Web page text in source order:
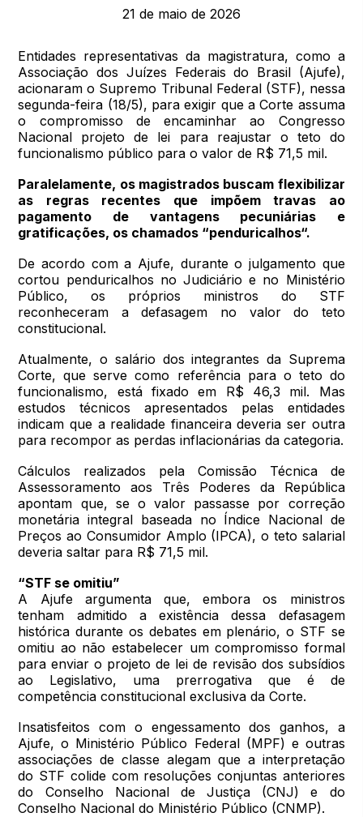
21 de maio de 2026
Entidades representativas da magistratura, como a
Associação dos Juízes Federais do Brasil (Ajufe),
acionaram o Supremo Tribunal Federal (STF), nessa
segunda-feira (18/5), para exigir que a Corte assuma
o compromisso de encaminhar ao Congresso
Nacional projeto de lei para reajustar o teto do
funcionalismo público para o valor de R$ 71,5 mil.
Paralelamente, os magistrados buscam flexibilizar
as regras recentes que impõem travas ao
pagamento de vantagens pecuniárias e
gratificações, os chamados “penduricalhos“.
De acordo com a Ajufe, durante o julgamento que
cortou penduricalhos no Judiciário e no Ministério
Público, os próprios ministros do STF
reconheceram a defasagem no valor do teto
constitucional.
Atualmente, o salário dos integrantes da Suprema
Corte, que serve como referência para o teto do
funcionalismo, está fixado em R$ 46,3 mil. Mas
estudos técnicos apresentados pelas entidades
indicam que a realidade financeira deveria ser outra
para recompor as perdas inflacionárias da categoria.
Cálculos realizados pela Comissão Técnica de
Assessoramento aos Três Poderes da República
apontam que, se o valor passasse por correção
monetária integral baseada no Índice Nacional de
Preços ao Consumidor Amplo (IPCA), o teto salarial
deveria saltar para R$ 71,5 mil.
“STF se omitiu”
A Ajufe argumenta que, embora os ministros
tenham admitido a existência dessa defasagem
histórica durante os debates em plenário, o STF se
omitiu ao não estabelecer um compromisso formal
para enviar o projeto de lei de revisão dos subsídios
ao Legislativo, uma prerrogativa que é de
competência constitucional exclusiva da Corte.
Insatisfeitos com o engessamento dos ganhos, a
Ajufe, o Ministério Público Federal (MPF) e outras
associações de classe alegam que a interpretação
do STF colide com resoluções conjuntas anteriores
do Conselho Nacional de Justiça (CNJ) e do
Conselho Nacional do Ministério Público (CNMP).